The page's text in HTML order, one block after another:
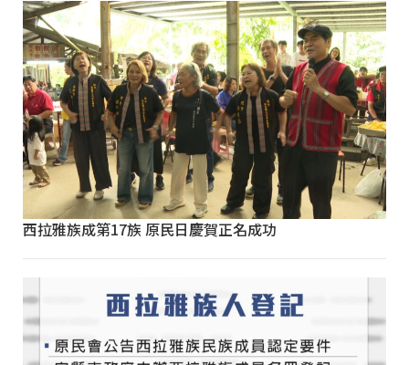
西拉雅族成第17族 原民日慶賀正名成功